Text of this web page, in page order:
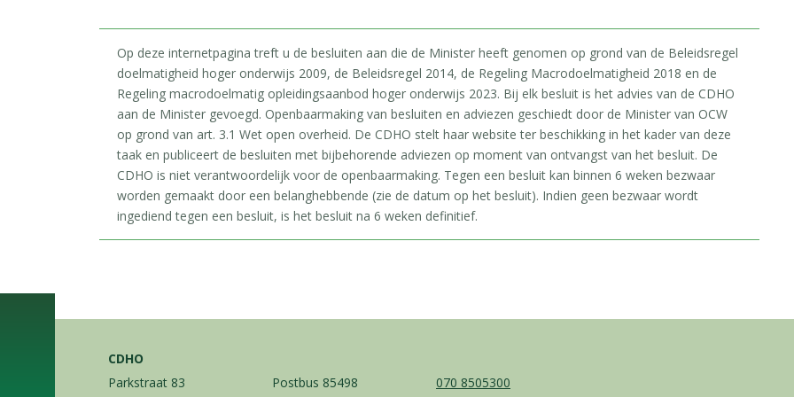
Op deze internetpagina treft u de besluiten aan die de Minister heeft genomen op grond van de Beleidsregel
doelmatigheid hoger onderwijs 2009, de Beleidsregel 2014, de Regeling Macrodoelmatigheid 2018 en de
Regeling macrodoelmatig opleidingsaanbod hoger onderwijs 2023. Bij elk besluit is het advies van de CDHO
aan de Minister gevoegd. Openbaarmaking van besluiten en adviezen geschiedt door de Minister van OCW
op grond van art. 3.1 Wet open overheid. De CDHO stelt haar website ter beschikking in het kader van deze
taak en publiceert de besluiten met bijbehorende adviezen op moment van ontvangst van het besluit. De
CDHO is niet verantwoordelijk voor de openbaarmaking. Tegen een besluit kan binnen 6 weken bezwaar
worden gemaakt door een belanghebbende (zie de datum op het besluit). Indien geen bezwaar wordt
ingediend tegen een besluit, is het besluit na 6 weken definitief.
CDHO
Parkstraat 83
Postbus 85498 070 8505300